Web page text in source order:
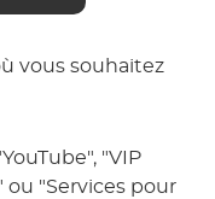
vous souhaitez
"VIP
ou "Services pour